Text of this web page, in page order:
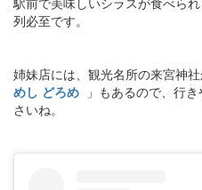
列必至です。
姉妹店には、観光名所の来宮神
めし どろめ
」もあるので、行
さいね。